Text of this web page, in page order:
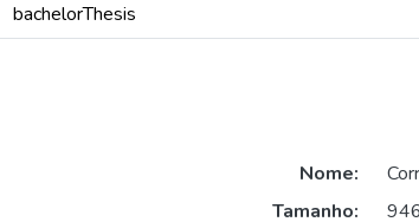
bachelorThesis
Nome:
Tamanho: